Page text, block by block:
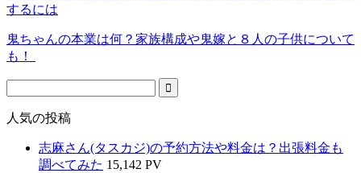
するには
鬼ちゃんの本業は何？家族構成や鬼嫁と８人の子供について
も！
人気の投稿
志麻さん(タスカジ)の予約方法や料金は？出張料金も
調べてみた 15,142 PV